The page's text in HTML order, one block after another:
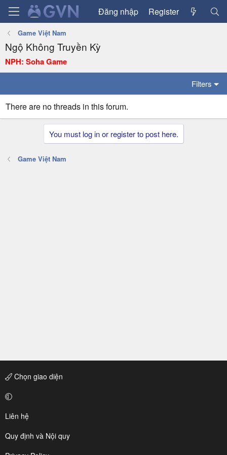
Đăng nhập Register
Game Việt Nam
Ngộ Không Truyền Kỳ
NPH: Soha Game
Filters
There are no threads in this forum.
You must log in or register to post here.
Game Việt Nam
Chọn giao diện
Liên hệ
Quy định và Nội quy